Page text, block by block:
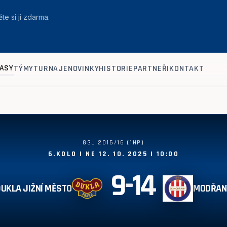
si ji zdarma.
TÝMYTURNAJENOVINKYHISTORIEPARTNEŘIKONTAKT
G3J 2015/16 (1HP)
6.KOLO | NE 12. 10. 2025 | 10:00
JIŽNÍ MĚSTO 9-14